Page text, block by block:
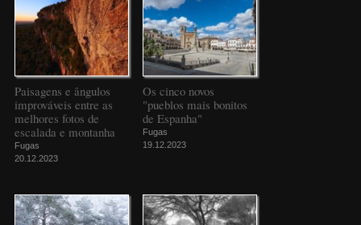
Paisagens e ângulos
improváveis entre as
melhores fotos de
escalada e montanha
Fugas
20.12.2023
Os cinco novos
"pueblos mais bonitos
de Espanha"
Fugas
19.12.2023